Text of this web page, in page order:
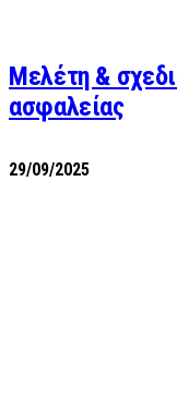
Μελέτη &
ασφαλείας
29/09/2025